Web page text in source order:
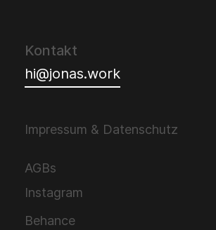
Kontakt
hi@jonas.work
Impressum & Datenschutz
AGBs
Instagram
Behance